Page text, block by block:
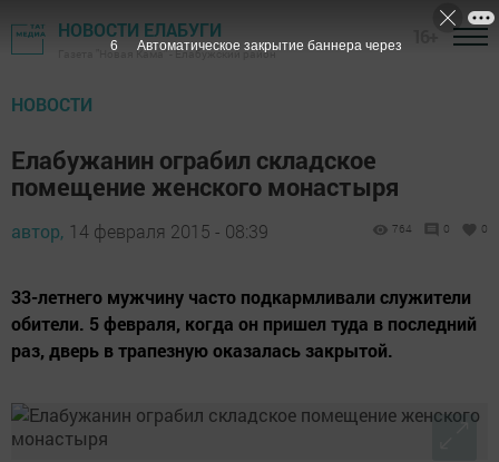
НОВОСТИ ЕЛАБУГИ
Газета "Новая Кама" - Елабужский район
НОВОСТИ
Елабужанин ограбил складское
помещение женского монастыря
автор, 14 февраля 2015 - 08:39 764 0 0
33-летнего мужчину часто подкармливали служители
обители. 5 февраля, когда он пришел туда в последний
раз, дверь в трапезную оказалась закрытой.
5 Автоматическое закрытие баннера через